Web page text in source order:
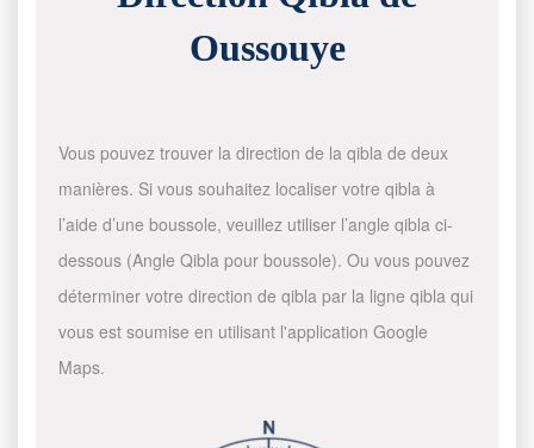
Oussouye
Vous pouvez trouver la direction de la qibla de deux
manières. Si vous souhaitez localiser votre qibla à
l’aide d’une boussole, veuillez utiliser l’angle qibla ci-
dessous (Angle Qibla pour boussole). Ou vous pouvez
déterminer votre direction de qibla par la ligne qibla qui
vous est soumise en utilisant l'application Google
Maps.